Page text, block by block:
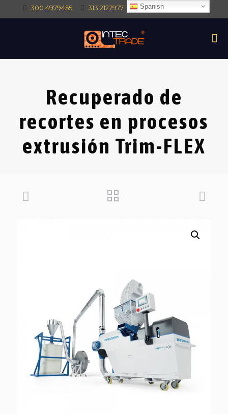
300 4979455 313 2127977 intec@intectrade.co
Recuperado de
recortes en procesos
extrusión Trim-FLEX
Spanish